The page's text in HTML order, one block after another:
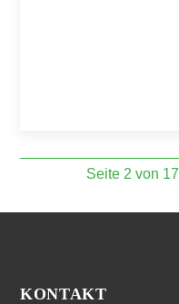
Seite 2 von 17
KONTAKT